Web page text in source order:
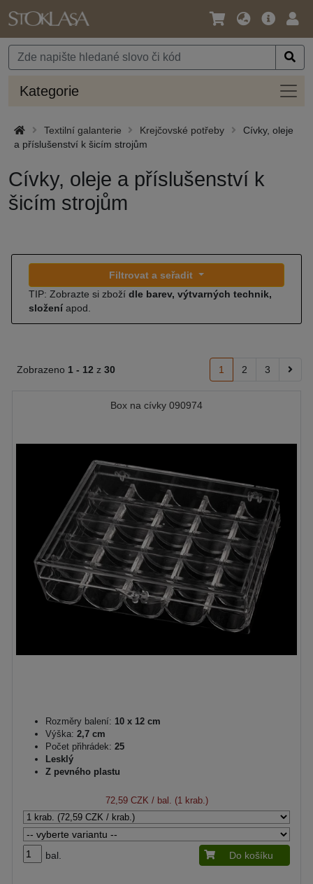
Jazyk
Měna
Hlavní
Kategorie
Textilní galanterie Krejčovské potřeby
Cívky, oleje
a příslušenství k šicím strojům
Cívky, oleje a příslušenství k
šicím strojům
Filtrovat a seřadit
TIP: Zobrazte si zboží dle barev, výtvarných technik,
složení apod.
Zobrazeno 1 - 12 z 30 1 2 3
Box na cívky 090974
Rozměry balení: 10 x 12 cm
Výška: 2,7 cm
Počet přihrádek: 25
Lesklý
Z pevného plastu
72,59 CZK / bal. (1 krab.)
bal. Do košíku